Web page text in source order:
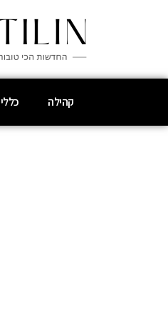
קהילה כללי